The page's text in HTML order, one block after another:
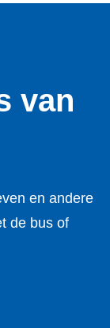
van
en andere
de bus of